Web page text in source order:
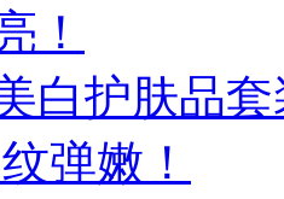
！
白护肤品
弹嫩！